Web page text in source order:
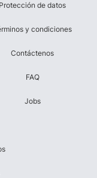
Protección de datos
y condiciones
Contáctenos
FAQ
Jobs